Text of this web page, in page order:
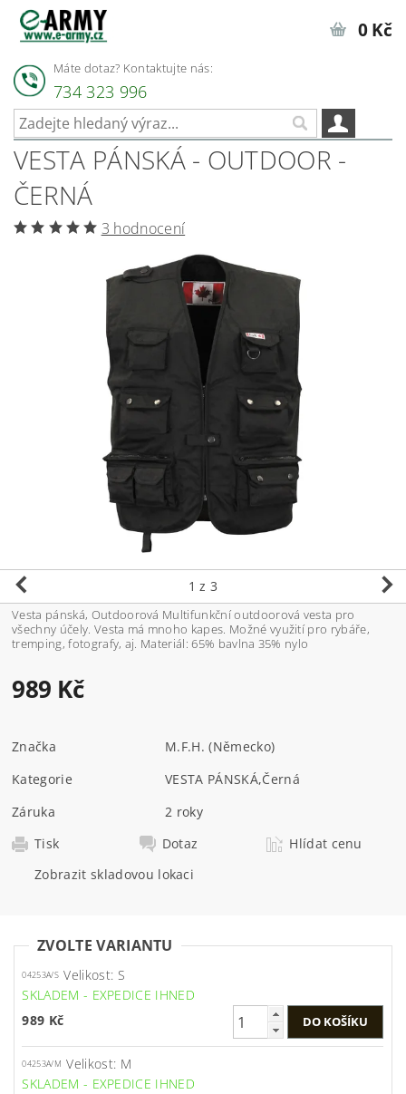
Máte dotaz? Kontaktujte nás:
734 323 996
0 Kč
VESTA PÁNSKÁ - OUTDOOR -
ČERNÁ
3 hodnocení
1 z 3
Vesta pánská, Outdoorová Multifunkční outdoorová vesta pro
všechny účely. Vesta má mnoho kapes. Možné využití pro rybáře,
tremping, fotografy, aj. Materiál: 65% bavlna 35% nylo
989 Kč
Značka
M.F.H. (Německo)
Kategorie
VESTA PÁNSKÁ,Černá
Záruka
2 roky
Tisk
Dotaz
Hlídat cenu
Zobrazit skladovou lokaci
ZVOLTE VARIANTU
04253A/S Velikost: S
SKLADEM - EXPEDICE IHNED
989 Kč
04253A/M Velikost: M
SKLADEM - EXPEDICE IHNED